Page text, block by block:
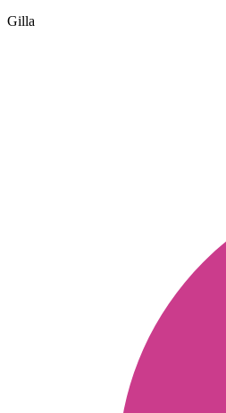
Gilla